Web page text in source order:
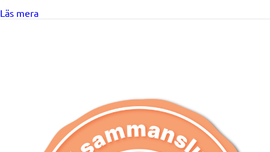
Läs meraabout Ung Företagare ansökan är nu öppen fram till